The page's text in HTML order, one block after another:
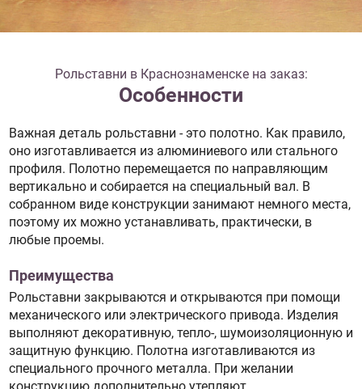
Рольставни в Краснознаменске на заказ:
Особенности
Важная деталь рольставни - это полотно. Как правило,
оно изготавливается из алюминиевого или стального
профиля. Полотно перемещается по направляющим
вертикально и собирается на специальный вал. В
собранном виде конструкции занимают немного места,
поэтому их можно устанавливать, практически, в
любые проемы.
Преимущества
Рольставни закрываются и открываются при помощи
механического или электрического привода. Изделия
выполняют декоративную, тепло-, шумоизоляционную и
защитную функцию. Полотна изготавливаются из
специального прочного металла. При желании
конструкцию дополнительно утепляют